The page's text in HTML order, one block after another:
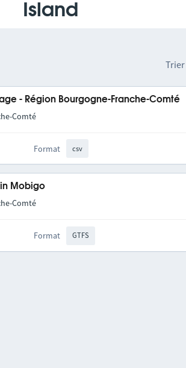
Island
- Région Bourgogne-Franche-Comté
Comté
Format csv
Mobigo
Comté
Format GTFS